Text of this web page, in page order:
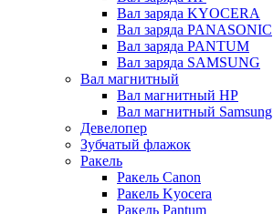
Вал заряда KYOCERA
Вал заряда PANASONIC
Вал заряда PANTUM
Вал заряда SAMSUNG
Вал магнитный
Вал магнитный HP
Вал магнитный Samsung
Девелопер
Зубчатый флажок
Ракель
Ракель Canon
Ракель Kyocera
Ракель Pantum